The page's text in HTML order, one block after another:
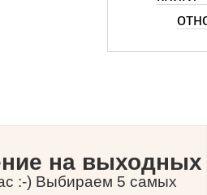
на выходных
:-) Выбираем 5 самых